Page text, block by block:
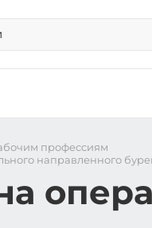
профессиям
направленного